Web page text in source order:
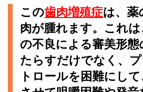
この歯肉増殖症は、
肉が腫れます。これ
の不良による審美形
たらすだけでなく、
トロールを困難にし